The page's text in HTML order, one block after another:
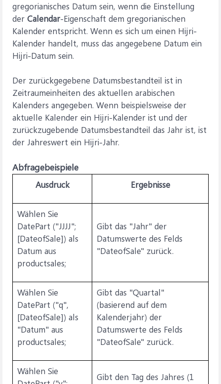
gregorianisches Datum sein, wenn die Einstellung
der Calendar-Eigenschaft dem gregorianischen
Kalender entspricht. Wenn es sich um einen Hijri-
Kalender handelt, muss das angegebene Datum ein
Hijri-Datum sein.
Der zurückgegebene Datumsbestandteil ist in
Zeitraumeinheiten des aktuellen arabischen
Kalenders angegeben. Wenn beispielsweise der
aktuelle Kalender ein Hijri-Kalender ist und der
zurückzugebende Datumsbestandteil das Jahr ist, ist
der Jahreswert ein Hijri-Jahr.
Abfragebeispiele
Ausdruck Ergebnisse
Wählen Sie
DatePart ("JJJJ";
[DateofSale]) als
Datum aus
productsales;
Gibt das "Jahr" der
Datumswerte des Felds
"DateofSale" zurück.
Wählen Sie
DatePart ("q",
[DateofSale]) als
"Datum" aus
productsales;
Gibt das "Quartal"
(basierend auf dem
Kalenderjahr) der
Datumswerte des Felds
"DateofSale" zurück.
Wählen Sie
Gibt den Tag des Jahres (1